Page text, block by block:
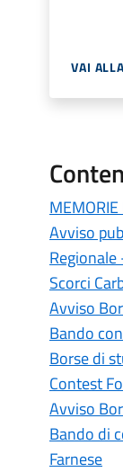
VAI
Avviso
Scorci
Avviso
Bando
Borse di
Contest
Avviso
Bando di
Farnese